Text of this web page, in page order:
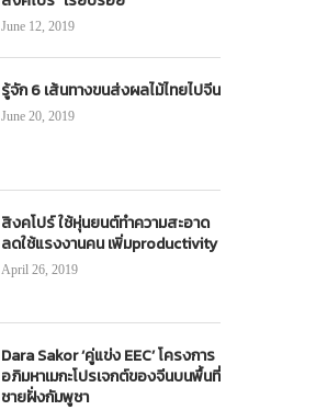
June 12, 2019
รู้จัก 6 เส้นทางขนส่งผลไม้ไทยไปจีน
June 20, 2019
สิงคโปร์ ใช้หุ่นยนต์ทำความสะอาด
ลดใช้แรงงานคน เพิ่มproductivity
April 26, 2019
Dara Sakor ‘คู่แข่ง EEC’ โครงการ
อภิมหาเมกะโปรเจกต์ของจีนบนพื้นที่
ชายฝั่งกัมพูชา